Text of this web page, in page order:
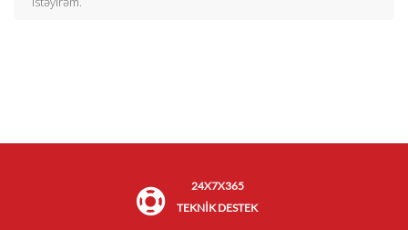
24X7X365
TEKNİK DESTEK